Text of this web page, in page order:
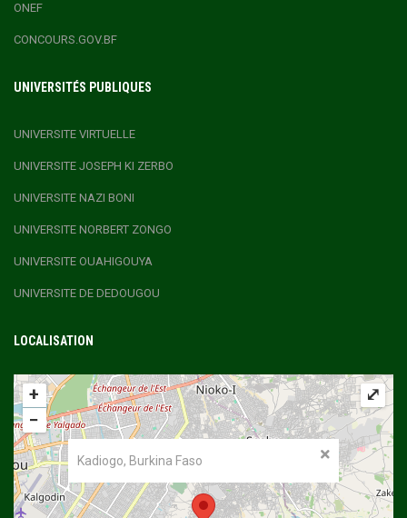
ONEF
CONCOURS.GOV.BF
UNIVERSITÉS PUBLIQUES
UNIVERSITE VIRTUELLE
UNIVERSITE JOSEPH KI ZERBO
UNIVERSITE NAZI BONI
UNIVERSITE NORBERT ZONGO
UNIVERSITE OUAHIGOUYA
UNIVERSITE DE DEDOUGOU
LOCALISATION
Kadiogo, Burkina Faso
+
−
⤢